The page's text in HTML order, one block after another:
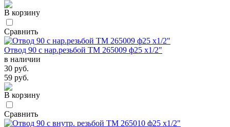
В корзину
Сравнить
Отвод 90 с нар.резьбой TM 265009 ф25 х1/2"
в наличии
30 руб.
59 руб.
В корзину
Сравнить